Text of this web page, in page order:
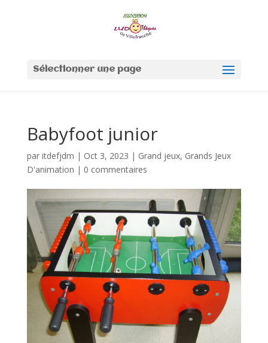
Sélectionner une page
Babyfoot junior
par itdefjdm | Oct 3, 2023 | Grand jeux, Grands Jeux
D'animation | 0 commentaires